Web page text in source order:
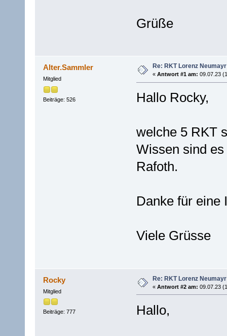
Grüße
Alter.Sammler
Mitglied
Beiträge: 526
Re: RKT Lorenz Neumayr
« Antwort #1 am: 09.07.23
Hallo Rocky,
welche 5 RKT
Wissen sind
Rafoth.
Danke für eine
Viele Grüsse
Rocky
Mitglied
Beiträge: 777
Re: RKT Lorenz Neumayr
« Antwort #2 am: 09.07.23
Hallo,